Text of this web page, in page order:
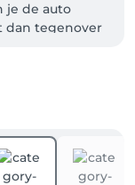
je de auto
dan tegenover